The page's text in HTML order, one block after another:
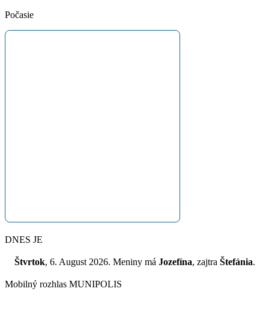
Počasie
DNES JE
Štvrtok, 6. August 2026. Meniny má Jozefína, zajtra Štefánia.
Mobilný rozhlas MUNIPOLIS